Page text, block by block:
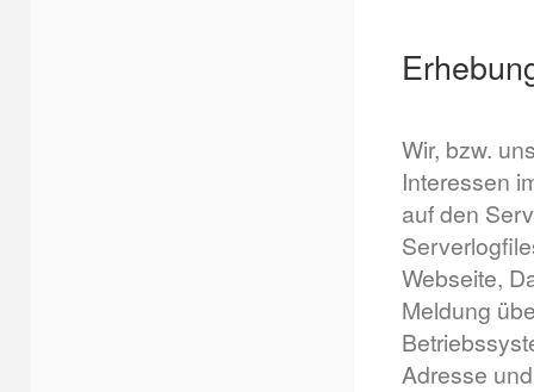
Wir, bzw.
Interessen
auf den
Webseite,
Meldung
Adresse